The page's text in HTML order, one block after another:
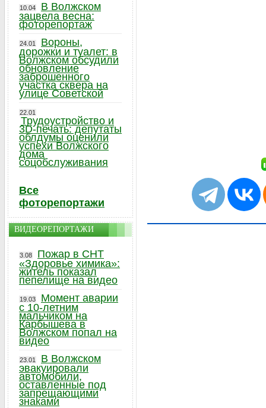
10.04
В Волжском
зацвела весна:
фоторепортаж
24.01
Вороны,
дорожки и туалет: в
Волжском обсудили
обновление
заброшенного
участка сквера на
улице Советской
22.01
Трудоустройство и
3D-печать: депутаты
облдумы оценили
успехи Волжского
дома
соцобслуживания
Все
фоторепортажи
ВИДЕОРЕПОРТАЖИ
3.08
Пожар в СНТ
«Здоровье химика»:
житель показал
пепелище на видео
19.03
Момент аварии
с 10-летним
мальчиком на
Карбышева в
Волжском попал на
видео
23.01
В Волжском
эвакуировали
автомобили,
оставленные под
запрещающими
знаками